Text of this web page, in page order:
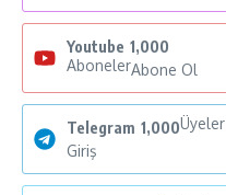
Youtube 1,000
AbonelerAbone Ol
Telegram 1,000Üyeler
Giriş